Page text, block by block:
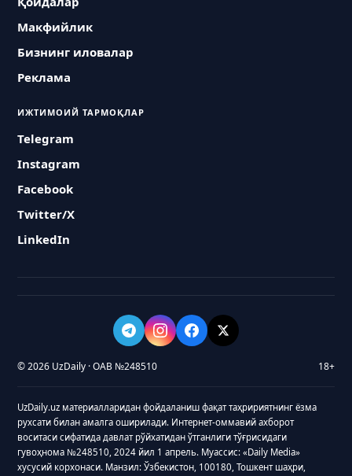
Макфийлик
Бизнинг иловалар
Реклама
ИЖТИМОИЙ ТАРМОҚЛАР
Telegram
Instagram
Facebook
Twitter/X
LinkedIn
© 2026 UzDaily · ОАВ №248510 18+
UzDaily.uz материалларидан фойдаланиш фақат таҳририятнинг ёзма
рухсати билан амалга оширилади. Интернет-оммавий ахборот
воситаси сифатида давлат рўйхатидан ўтганлиги тўғрисидаги
гувоҳнома №248510, 2024 йил 1 апрель. Муассис: «Daily Media»
хусусий корхонаси. Манзил: Ўзбекистон, 100180, Тошкент шаҳри,